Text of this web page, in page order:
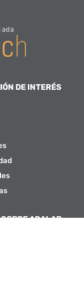
DE INTERÉS
SOBRE ADALAB